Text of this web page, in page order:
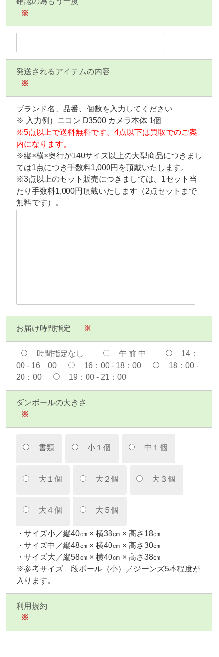
※
発送されるアイテムの内容
※
ブランド名、品番、個数を入力してください
※ 入力例）ニコン D3500 カメラ本体 1個
※5点以上で送料無料です。4点以下は買取でのご案
内になります。
※縦×横×奥行が140サイズ以上の大型商品につきまし
ては1点につき手数料1,000円を頂戴いたします。
※3点以上のセット販売につきましては、1セット当
たり手数料1,000円頂戴いたします（2点セットまで
無料です）。
お届け時間指定 ※
時間指定なし 午 前 中
14：
00 - 16：00
16：00 - 18：00
18：00 -
20：00
19：00 - 21：00
ダンボールの大きさ
※
書類 小１個 中１個
大１個 大２個 大３個
大４個 大５個
・サイズ小／縦40㎝ × 横38㎝ × 高さ18㎝
・サイズ中／縦48㎝ × 横40㎝ × 高さ30㎝
・サイズ大／縦58㎝ × 横40㎝ × 高さ38㎝
※参考サイズ 段ボール（小）／ジーンズ5本程度が
入ります。
利用規約
※